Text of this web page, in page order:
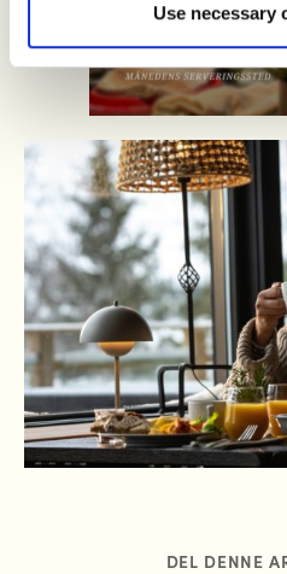
Use necessary
DEL DENNE